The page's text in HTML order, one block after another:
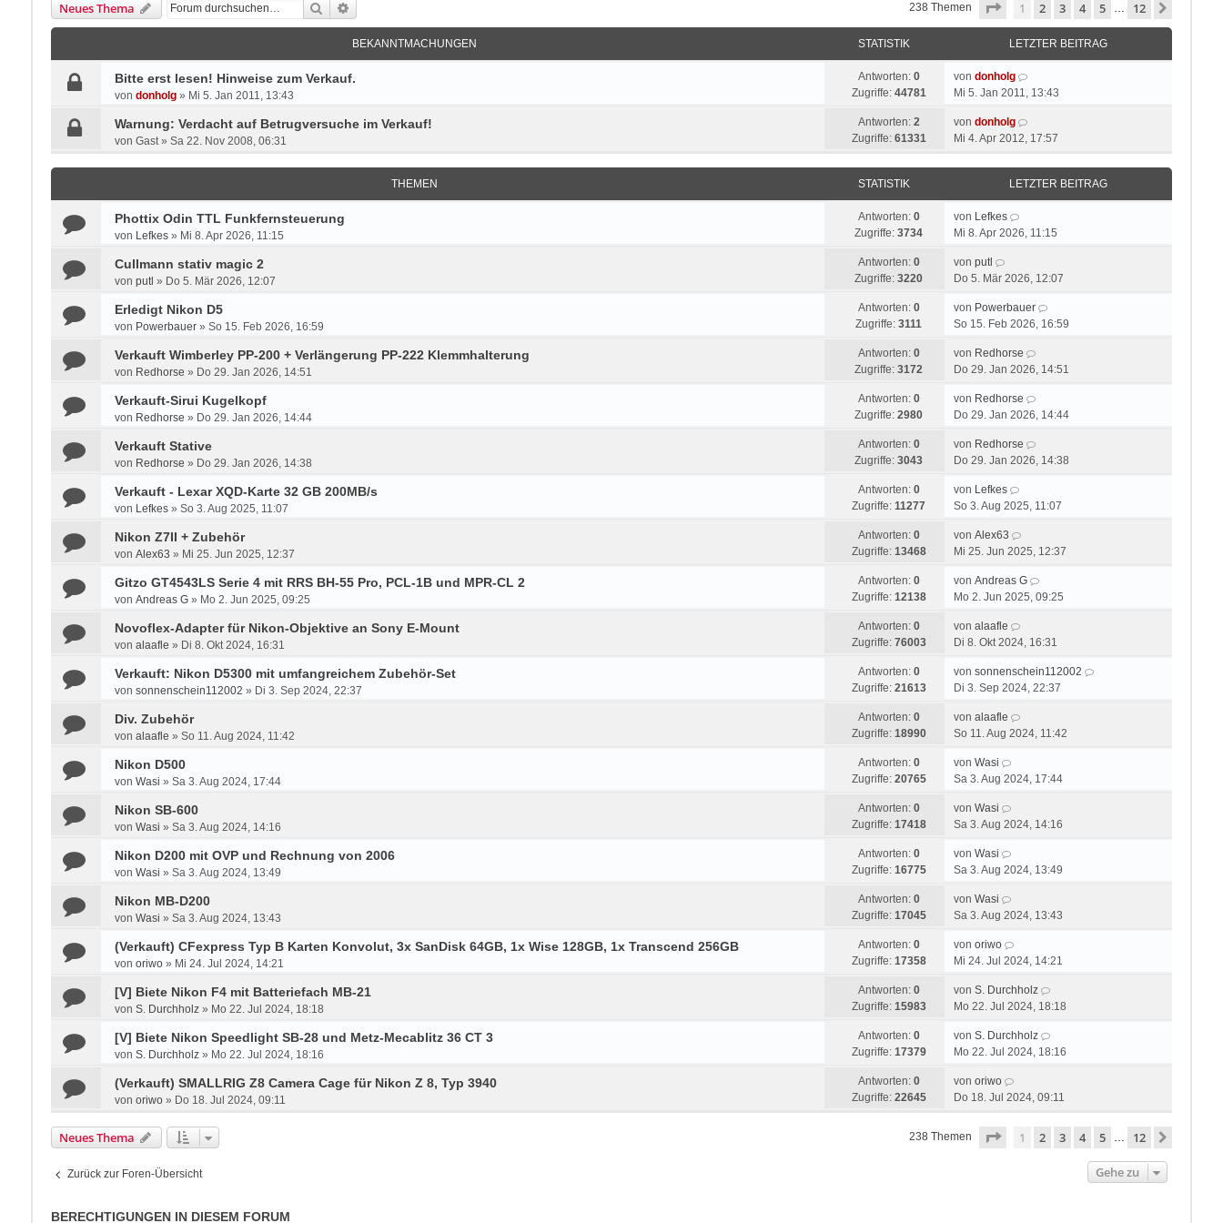
Neues Thema Suche 238 Themen Seite von12
1 2 3 4 5 … 12
BEKANNTMACHUNGEN STATISTIK LETZTER BEITRAG
Bitte erst lesen! Hinweise zum Verkauf.
von donholg» Mi 5. Jan 2011, 13:43
Antworten: 0
Zugriffe: 44781
von donholg
Mi 5. Jan 2011, 13:43
Warnung: Verdacht auf Betrugversuche im Verkauf!
von Gast» Sa 22. Nov 2008, 06:31
Antworten: 2
Zugriffe: 61331
von donholg
Mi 4. Apr 2012, 17:57
THEMEN STATISTIK LETZTER BEITRAG
Phottix Odin TTL Funkfernsteuerung
von Lefkes» Mi 8. Apr 2026, 11:15
Antworten: 0
Zugriffe:3734
von Lefkes
Mi 8. Apr 2026, 11:15
Cullmann stativ magic 2
von putl » Do 5. Mär 2026, 12:07
Antworten: 0
Zugriffe:3220
von putl
Do 5. Mär 2026, 12:07
Erledigt Nikon D5
von Powerbauer» So 15. Feb 2026, 16:59
Antworten: 0
Zugriffe:3111
von Powerbauer
So 15. Feb 2026, 16:59
Verkauft Wimberley PP-200 + Verlängerung PP-222 Klemmhalterung
von Redhorse » Do 29. Jan 2026, 14:51
Antworten: 0
Zugriffe:3172
von Redhorse
Do 29. Jan 2026, 14:51
Verkauft-Sirui Kugelkopf
von Redhorse » Do 29. Jan 2026, 14:44
Antworten: 0
Zugriffe:2980
von Redhorse
Do 29. Jan 2026, 14:44
Verkauft Stative
von Redhorse » Do 29. Jan 2026, 14:38
Antworten: 0
Zugriffe:3043
von Redhorse
Do 29. Jan 2026, 14:38
Verkauft - Lexar XQD-Karte 32 GB 200MB/s
von Lefkes» So 3. Aug 2025, 11:07
Antworten: 0
Zugriffe:11277
von Lefkes
So 3. Aug 2025, 11:07
Nikon Z7II + Zubehör
von Alex63 » Mi 25. Jun 2025, 12:37
Antworten: 0
Zugriffe: 13468
von Alex63
Mi 25. Jun 2025, 12:37
Gitzo GT4543LS Serie 4 mit RRS BH-55 Pro, PCL-1B und MPR-CL 2
von Andreas G» Mo 2. Jun 2025, 09:25
Antworten: 0
Zugriffe: 12138
von Andreas G
Mo 2. Jun 2025, 09:25
Novoflex-Adapter für Nikon-Objektive an Sony E-Mount
von alaafle » Di 8. Okt 2024, 16:31
Antworten: 0
Zugriffe: 76003
von alaafle
Di 8. Okt 2024, 16:31
Verkauft: Nikon D5300 mit umfangreichem Zubehör-Set
von sonnenschein112002 » Di 3. Sep 2024, 22:37
Antworten: 0
Zugriffe: 21613
von sonnenschein112002
Di 3. Sep 2024, 22:37
Div. Zubehör
von alaafle » So 11. Aug 2024, 11:42
Antworten: 0
Zugriffe: 18990
von alaafle
So 11. Aug 2024, 11:42
Nikon D500
von Wasi » Sa 3. Aug 2024, 17:44
Antworten: 0
Zugriffe: 20765
von Wasi
Sa 3. Aug 2024, 17:44
Nikon SB-600
von Wasi » Sa 3. Aug 2024, 14:16
Antworten: 0
Zugriffe: 17418
von Wasi
Sa 3. Aug 2024, 14:16
Nikon D200 mit OVP und Rechnung von 2006
von Wasi » Sa 3. Aug 2024, 13:49
Antworten: 0
Zugriffe: 16775
von Wasi
Sa 3. Aug 2024, 13:49
Nikon MB-D200
von Wasi » Sa 3. Aug 2024, 13:43
Antworten: 0
Zugriffe: 17045
von Wasi
Sa 3. Aug 2024, 13:43
(Verkauft) CFexpress Typ B Karten Konvolut, 3x SanDisk 64GB, 1x Wise 128GB, 1x Transcend 256GB
von oriwo» Mi 24. Jul 2024, 14:21
Antworten: 0
Zugriffe: 17358
von oriwo
Mi 24. Jul 2024, 14:21
[V] Biete Nikon F4 mit Batteriefach MB-21
von S. Durchholz» Mo 22. Jul 2024, 18:18
Antworten: 0
Zugriffe: 15983
von S. Durchholz
Mo 22. Jul 2024, 18:18
[V] Biete Nikon Speedlight SB-28 und Metz-Mecablitz 36 CT 3
von S. Durchholz» Mo 22. Jul 2024, 18:16
Antworten: 0
Zugriffe: 17379
von S. Durchholz
Mo 22. Jul 2024, 18:16
(Verkauft) SMALLRIG Z8 Camera Cage für Nikon Z 8, Typ 3940
von oriwo» Do 18. Jul 2024, 09:11
Antworten: 0
Zugriffe: 22645
von oriwo
Do 18. Jul 2024, 09:11
Neues Thema 238 Themen Seite von12
1 2 3 4 5 … 12
Zurück zur Foren-Übersicht Gehe zu
BERECHTIGUNGEN IN DIESEM FORUM